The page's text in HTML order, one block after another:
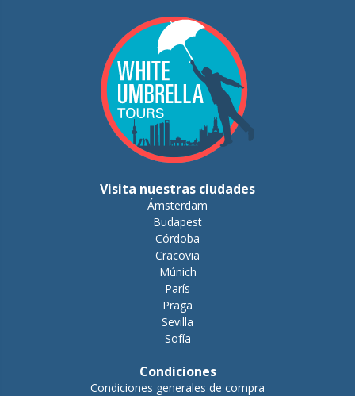
Visita nuestras ciudades
Ámsterdam
Budapest
Córdoba
Cracovia
Múnich
París
Praga
Sevilla
Sofía
Condiciones
Condiciones generales de compra